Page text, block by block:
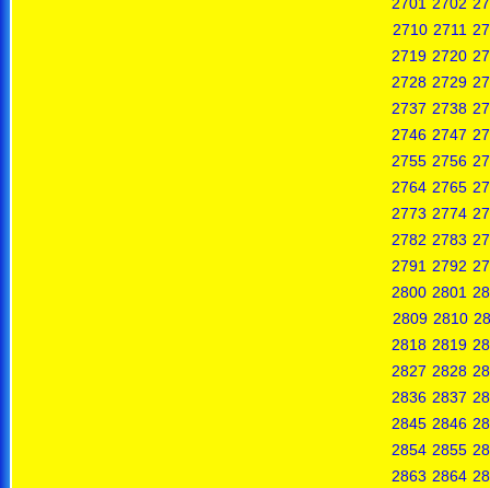
2710 2711
2719 2720
2728 2729
2737 2738
2746 2747
2755 2756
2764 2765
2773 2774
2782 2783
2791 2792
2800 2801
2809 2810
2818 2819
2827 2828
2836 2837
2845 2846
2854 2855
2863 2864